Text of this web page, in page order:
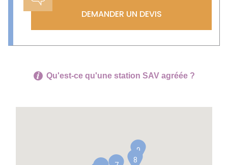
DEMANDER UN DEVIS
Qu'est-ce qu'une station SAV agréée ?
8
9